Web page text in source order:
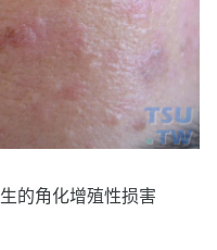
的角化增殖性损害